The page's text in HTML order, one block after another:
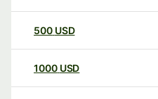
500 USD
1000 USD